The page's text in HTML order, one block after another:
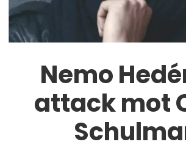
Nemo
attack mot